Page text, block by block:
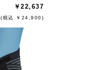
￥22,637
(税込 ￥24,900)